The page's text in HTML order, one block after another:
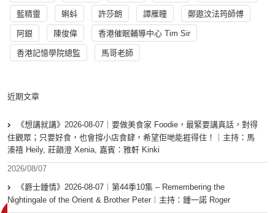
藍精靈 蝌蚪 許莎朗 譚雁瞳 鄭遨汶法筠師傅
阿銀 陳俊偉 香港催眠輔導中心 Tim Sir
香港記憶學院總監 馬哥老師
近期文章
《想講就講》2026-08-07｜要做美食家 Foodie，最緊要講真話，對得
住觀眾；只要好食，也會撐小店食肆，希望佢哋能捱得住！｜主持：馬
溱禧 Heily, 莊韻澄 Xenia, 嘉賓：雅軒 Kinki
2026/08/07
《爵士鍾情》2026-08-07︱第44季10集 – Remembering the
Nightingale of the Orient & Brother Peter︱主持：鍾一諾 Roger